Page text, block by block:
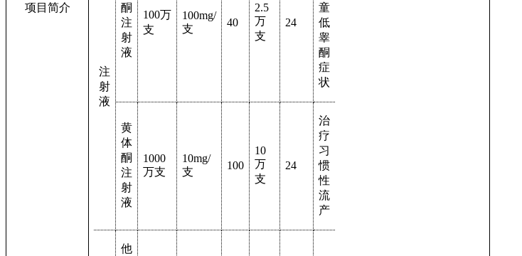
项目简介
注
射
液
酮
注
射
液
100万
支
100mg/
支
40
2.5
万
支
24
童
低
睾
酮
症
状
黄
体
酮
注
射
液
1000
万支
10mg/
支
100
10
万
支
24
治
疗
习
惯
性
流
产
他